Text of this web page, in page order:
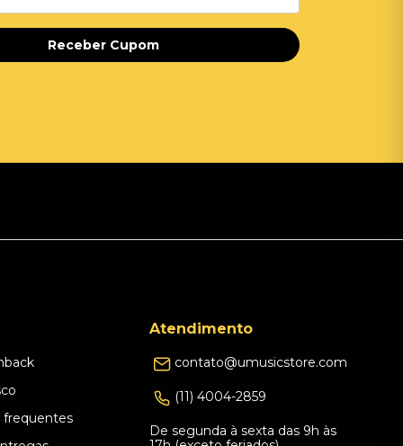
Receber Cupom
frequentes
Atendimento
contato@umusicstore.com
(11) 4004-2859
De segunda à sexta das 9h às